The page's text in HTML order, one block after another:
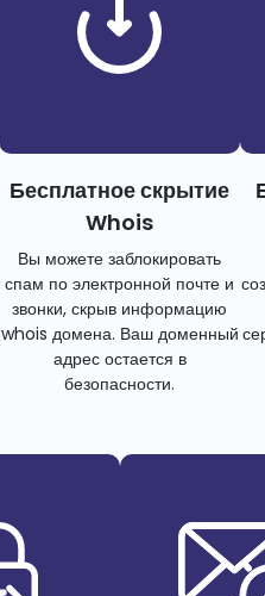
Бесплатное скрытие
Whois
Вы можете заблокировать
спам по электронной почте и
звонки, скрыв информацию
whois домена. Ваш доменный
адрес остается в
безопасности.